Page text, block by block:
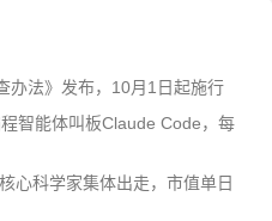
办法》发布，10月1日起施行
智能体叫板Claude Code，每
心科学家集体出走，市值单日